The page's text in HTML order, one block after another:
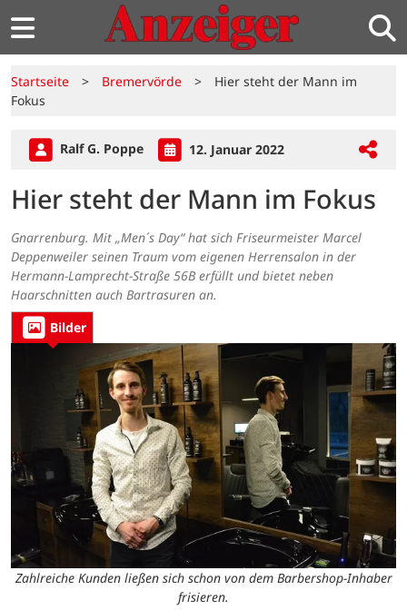
Startseite > Bremervörde >
Hier steht der Mann im
Fokus
Ralf G. Poppe 12. Januar 2022
Hier steht der Mann im Fokus
Gnarrenburg. Mit „Men´s Day“ hat sich Friseurmeister Marcel
Deppenweiler seinen Traum vom eigenen Herrensalon in der
Hermann-Lamprecht-Straße 56B erfüllt und bietet neben
Haarschnitten auch Bartrasuren an.
Bilder
Zahlreiche Kunden ließen sich schon von dem Barbershop-Inhaber
frisieren.